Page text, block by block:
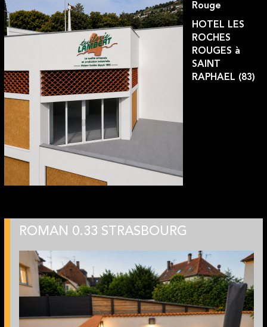
Rouge
HOTEL LES
ROCHES
ROUGES à
SAINT
RAPHAEL (83)
ROMAN 0.33 STRASBOURG